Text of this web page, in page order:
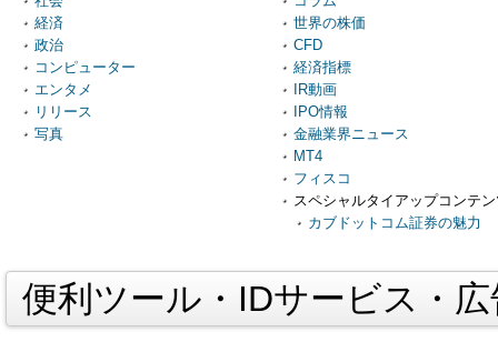
経済
政治
コンピューター
エンタメ
リリース
写真
世界の株価
CFD
経済指標
IR動画
IPO情報
金融業界ニュース
MT4
フィスコ
スペシャルタイアップコンテ
カブドットコム証券の魅力
便利ツール・IDサービス・